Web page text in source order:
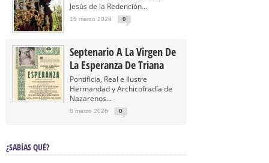
Jesús de la Redención...
15 marzo 2026 0
Septenario A La Virgen De
La Esperanza De Triana
Pontificia, Real e Ilustre
Hermandad y Archicofradía de
Nazarenos...
8 marzo 2026 0
¿SABÍAS QUÉ?